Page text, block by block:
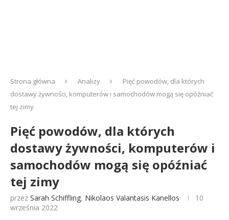
Strona główna Analizy
Pięć powodów, dla których
dostawy żywności, komputerów i samochodów mogą się opóźniać
tej zimy
Pięć powodów, dla których
dostawy żywności, komputerów i
samochodów mogą się opóźniać
tej zimy
przez Sarah Schiffling, Nikolaos Valantasis Kanellos
10
września 2022